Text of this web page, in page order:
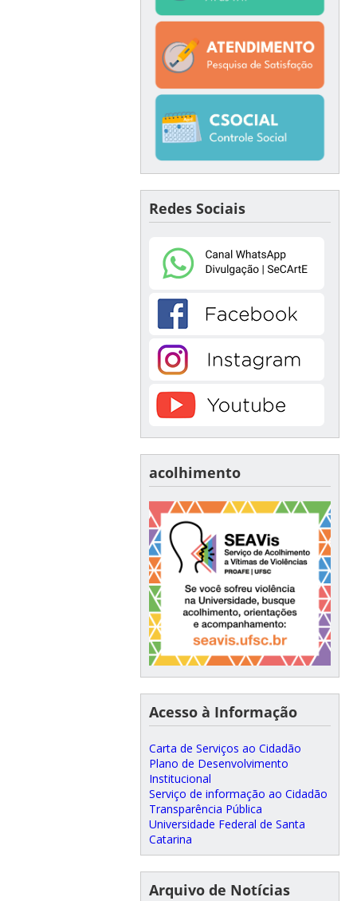
Redes Sociais
acolhimento
Acesso à Informação
Carta de Serviços ao Cidadão
Plano de Desenvolvimento
Institucional
Serviço de informação ao Cidadão
Transparência Pública
Universidade Federal de Santa
Catarina
Arquivo de Notícias